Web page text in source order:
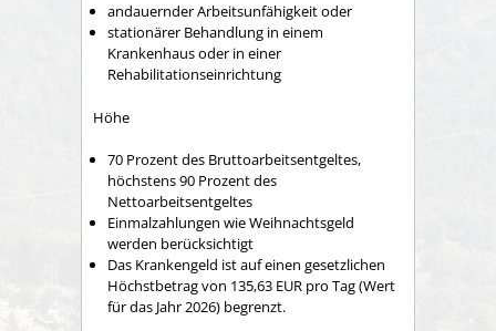
andauernder Arbeitsunfähigkeit oder
stationärer Behandlung in einem
Krankenhaus oder in einer
Rehabilitationseinrichtung
Höhe
70 Prozent des Bruttoarbeitsentgeltes,
höchstens 90 Prozent des
Nettoarbeitsentgeltes
Einmalzahlungen wie Weihnachtsgeld
werden berücksichtigt
Das Krankengeld ist auf einen gesetzlichen
Höchstbetrag von 135,63 EUR pro Tag (Wert
für das Jahr 2026) begrenzt.